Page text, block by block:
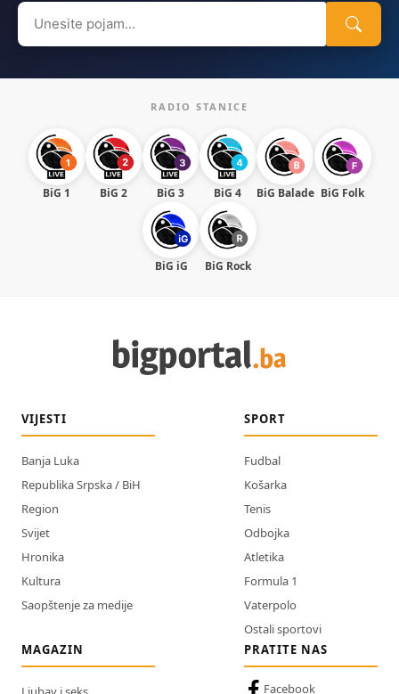
Search
for:
RADIO STANICE
BiG 1 BiG 2 BiG 3 BiG 4 BiG Balade BiG Folk
BiG iG BiG Rock
VIJESTI
Banja Luka
Republika Srpska / BiH
Region
Svijet
Hronika
Kultura
Saopštenje za medije
SPORT
Fudbal
Košarka
Tenis
Odbojka
Atletika
Formula 1
Vaterpolo
Ostali sportovi
MAGAZIN
PRATITE NAS
Facebook